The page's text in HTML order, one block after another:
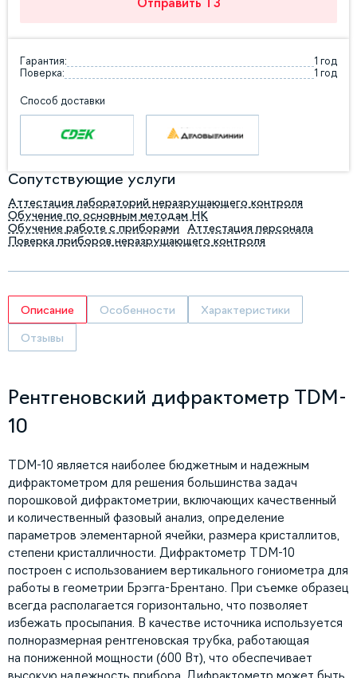
Отправить ТЗ
Гарантия:
1 год
Поверка:
1 год
Способ доставки
Сопутствующие услуги
Аттестация лабораторий неразрушающего контроля
Обучение по основным методам НК
Обучение работе с приборами
Аттестация персонала
Поверка приборов неразрушающего контроля
Описание Особенности Характеристики
Отзывы
Рентгеновский дифрактометр TDM-
10
TDM-10 является наиболее бюджетным и надежным
дифрактометром для решения большинства задач
порошковой дифрактометрии, включающих качественный
и количественный фазовый анализ, определение
параметров элементарной ячейки, размера кристаллитов,
степени кристалличности. Дифрактометр TDM-10
построен с использованием вертикального гониометра для
работы в геометрии Брэгга-Брентано. При съемке образец
всегда располагается горизонтально, что позволяет
избежать просыпания. В качестве источника используется
полноразмерная рентгеновская трубка, работающая
на пониженной мощности (600 Вт), что обеспечивает
высокую надежность прибора. Дифрактометр может быть